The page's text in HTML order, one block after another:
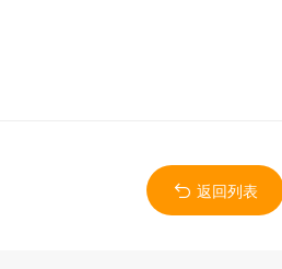
返回列表